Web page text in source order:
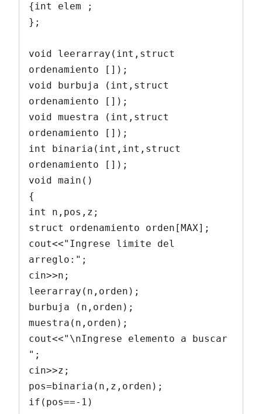
{int elem ;
};
void leerarray(int,struct
ordenamiento []);
void burbuja (int,struct
ordenamiento []);
void muestra (int,struct
ordenamiento []);
int binaria(int,int,struct
ordenamiento []);
void main()
{
int n,pos,z;
struct ordenamiento orden[MAX];
cout<<"Ingrese limite del
arreglo:";
cin>>n;
leerarray(n,orden);
burbuja (n,orden);
muestra(n,orden);
cout<<"\nIngrese elemento a buscar
";
cin>>z;
pos=binaria(n,z,orden);
if(pos==-1)